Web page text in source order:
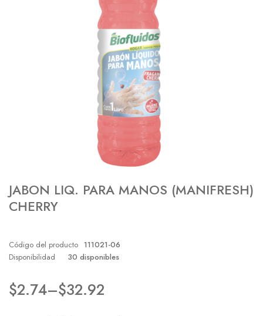
JABON LIQ. PARA MANOS (MANIFRESH)
CHERRY
Código del producto 111021-06
Disponibilidad
30 disponibles
$2.74–$32.92